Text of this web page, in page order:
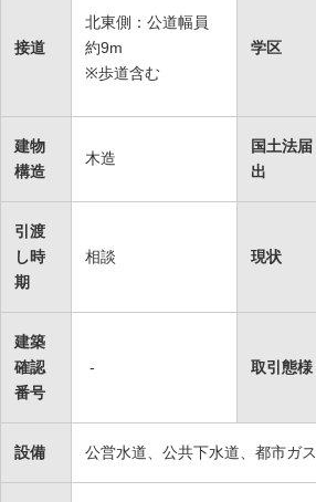
接道
北東側：公道幅員
約9m
※歩道含む
学区
建物
構造
木造
国土法届
出
引渡
し時
期
相談 現状
建築
確認
番号
- 取引態様
設備 公営水道、公共下水道、都市ガス